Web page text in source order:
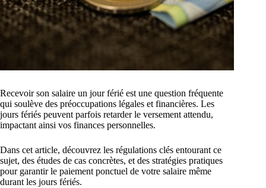
Recevoir son salaire un jour férié est une question fréquente
qui soulève des préoccupations légales et financières. Les
jours fériés peuvent parfois retarder le versement attendu,
impactant ainsi vos finances personnelles.
Dans cet article, découvrez les régulations clés entourant ce
sujet, des études de cas concrètes, et des stratégies pratiques
pour garantir le paiement ponctuel de votre salaire même
durant les jours fériés.